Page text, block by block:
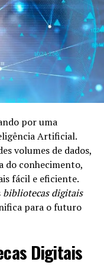
o público sinta a
Isso cria
o apego
a
uso de dados na
de seus arcos
para compreender
a direção da
analisam o
anteriores para
data-driven
por uma
Artificial.
volumes de dados,
do conhecimento,
fácil e eficiente.
bibliotecas digitais
para o futuro
Digitais